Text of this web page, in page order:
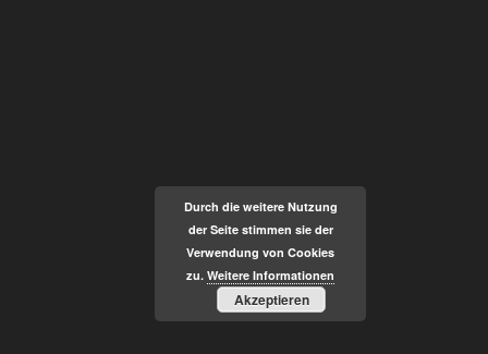
Durch die weitere Nutzung
der Seite stimmen sie der
Verwendung von Cookies
zu. Weitere Informationen
Akzeptieren